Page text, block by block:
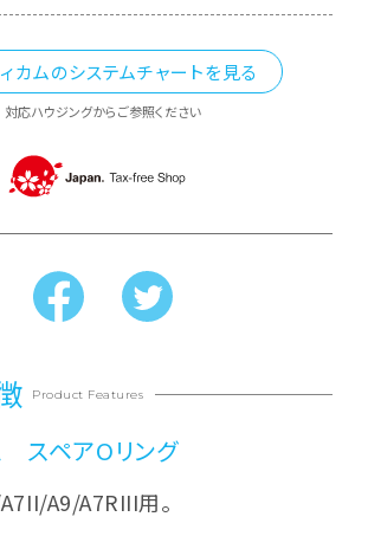
カムのシステムチャートを見る
対応ハウジングからご参照ください
Product Features
スペアOリング
A9/A7RIII用。